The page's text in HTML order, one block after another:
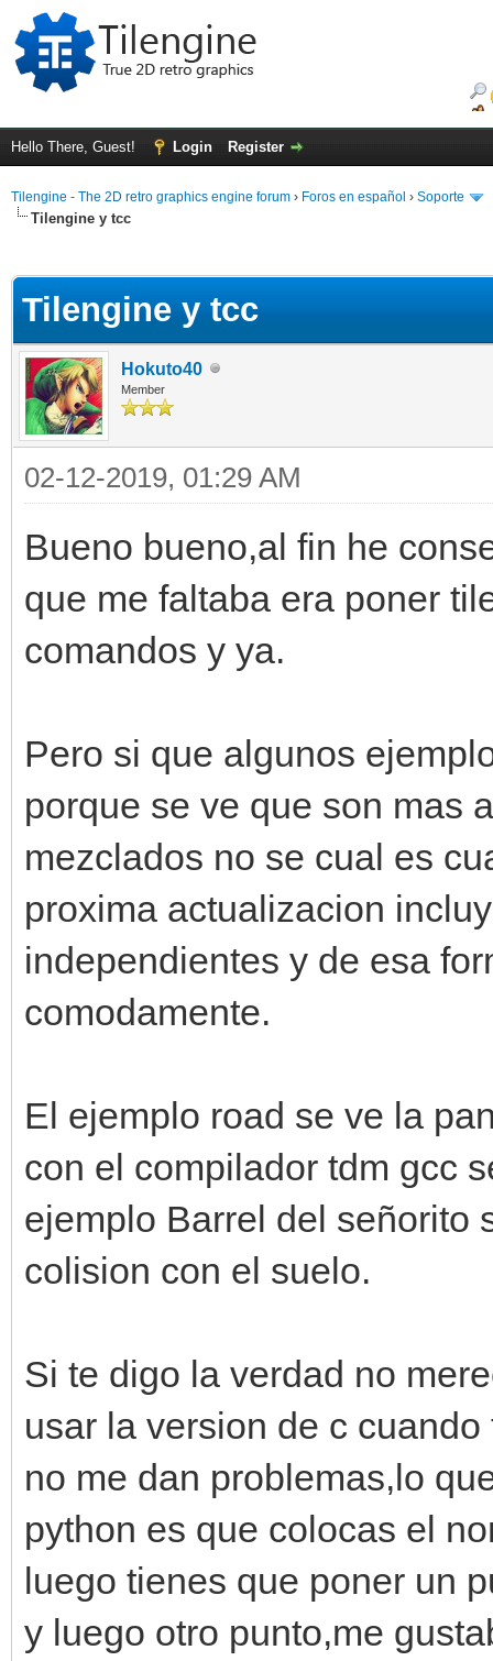
Hello There, Guest! Login Register
Tilengine - The 2D retro graphics engine forum › Foros en español › Soporte
Tilengine y tcc
Tilengine y tcc
Hokuto40
Member
02-12-2019, 01:29 AM
Bueno bueno,al fin he
que me faltaba era poner
comandos y ya.
Pero si que algunos
porque se ve que son mas
mezclados no se cual es
proxima actualizacion
independientes y de esa
comodamente.
El ejemplo road se ve la
con el compilador tdm gcc
ejemplo Barrel del señorito
colision con el suelo.
Si te digo la verdad no
usar la version de c
no me dan problemas,lo
python es que colocas el
luego tienes que poner un
y luego otro punto,me